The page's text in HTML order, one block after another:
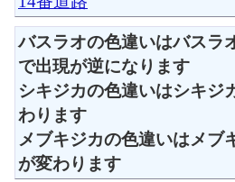
バスラオの色違いはバスラ
で出現が逆になります
シキジカの色違いはシキジ
わります
メブキジカの色違いはメブ
が変わります